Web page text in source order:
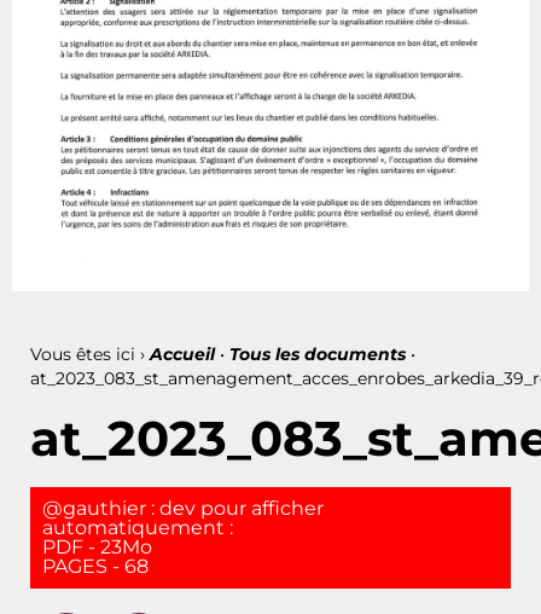
Vous êtes ici › Accueil• Tous les documents •
@gauthier : dev pour afficher
automatiquement :
PDF - 23Mo
PAGES - 68